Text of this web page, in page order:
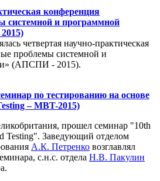
конференция
системной и программной
четвертая научно-практическая
проблемы системной и
(АПСПИ - 2015).
по тестированию на основе
– MBT-2015)
прошел семинар "10th
Testing". Заведующий отделом
А.К. Петренко возглавлял
с.н.с. отдела Н.В. Пакулин